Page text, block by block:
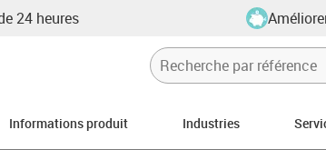
24 heures
Informations produit Industries